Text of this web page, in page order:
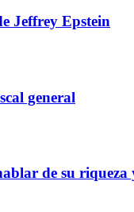
Jeffrey Epstein
general
de su